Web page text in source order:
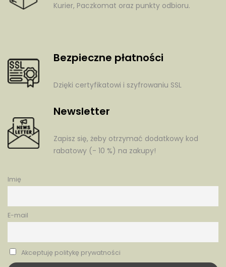
Kurier, Paczkomat oraz punkty odbioru.
Bezpieczne płatności
Dzięki certyfikatowi i szyfrowaniu SSL
Newsletter
Zapisz się, żeby otrzymać dodatkowy kod
rabatowy (- 10 %) na zakupy!
Imię
E-mail
Akceptuję politykę prywatności